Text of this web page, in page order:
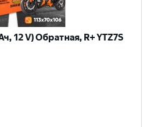
12 V) Обратная, R+ YTZ7S